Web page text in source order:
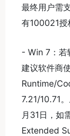
最终用户需
有100021授
- Win 7：若
建议软件商
Runtime/
7.21/10.71
月31日，如
Extended